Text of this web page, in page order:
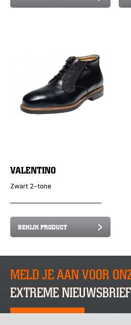
VALENTINO
Zwart 2-tone
BEKIJK PRODUCT
MELD JE AAN VOOR
EXTREME NIEUWSBRIEF